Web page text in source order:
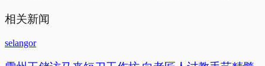
相关新闻
selangor